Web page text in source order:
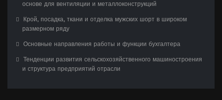
основе для вентиляции и металлоконструкций
Крой, посадка, ткани и отделка мужских шорт в широком
размерном ряду
Основные направления работы и функции бухгалтера
Тенденции развития сельскохозяйственного машиностроения
и структура предприятий отрасли